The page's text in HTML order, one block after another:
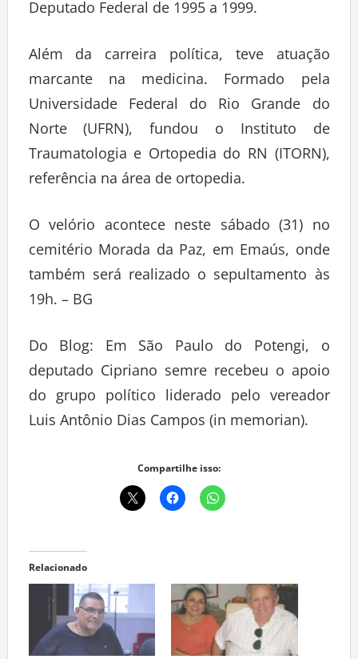
Deputado Federal de 1995 a 1999.
Além da carreira política, teve atuação
marcante na medicina. Formado pela
Universidade Federal do Rio Grande do
Norte (UFRN), fundou o Instituto de
Traumatologia e Ortopedia do RN (ITORN),
referência na área de ortopedia.
O velório acontece neste sábado (31) no
cemitério Morada da Paz, em Emaús, onde
também será realizado o sepultamento às
19h. – BG
Do Blog: Em São Paulo do Potengi, o
deputado Cipriano semre recebeu o apoio
do grupo político liderado pelo vereador
Luis Antônio Dias Campos (in memorian).
Compartilhe isso:
Relacionado